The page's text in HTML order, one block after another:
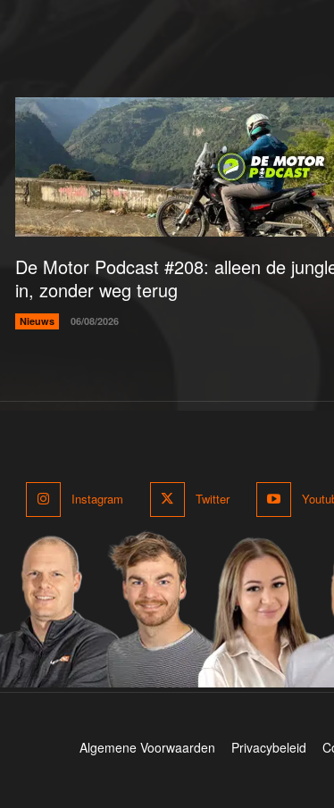
De Motor Podcast #208: alleen de
in, zonder weg terug
Nieuws 06/08/2026
Instagram Twitter
Algemene Voorwaarden Privacybeleid